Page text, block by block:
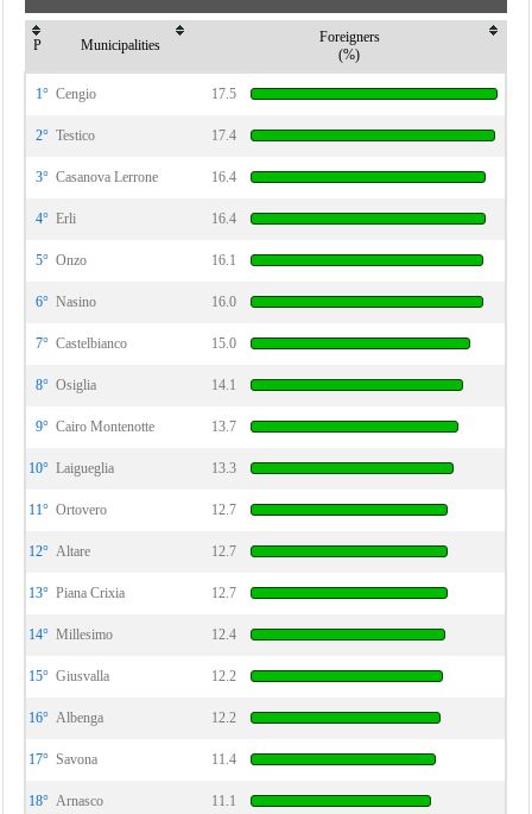
P Municipalities
Foreigners
(%)
1° Cengio 17.5
2° Testico 17.4
3° Casanova Lerrone 16.4
4° Erli 16.4
5° Onzo 16.1
6° Nasino 16.0
7° Castelbianco 15.0
8° Osiglia 14.1
9° Cairo Montenotte 13.7
10° Laigueglia 13.3
11° Ortovero 12.7
12° Altare 12.7
13° Piana Crixia 12.7
14° Millesimo 12.4
15° Giusvalla 12.2
16° Albenga 12.2
17° Savona 11.4
18° Arnasco 11.1